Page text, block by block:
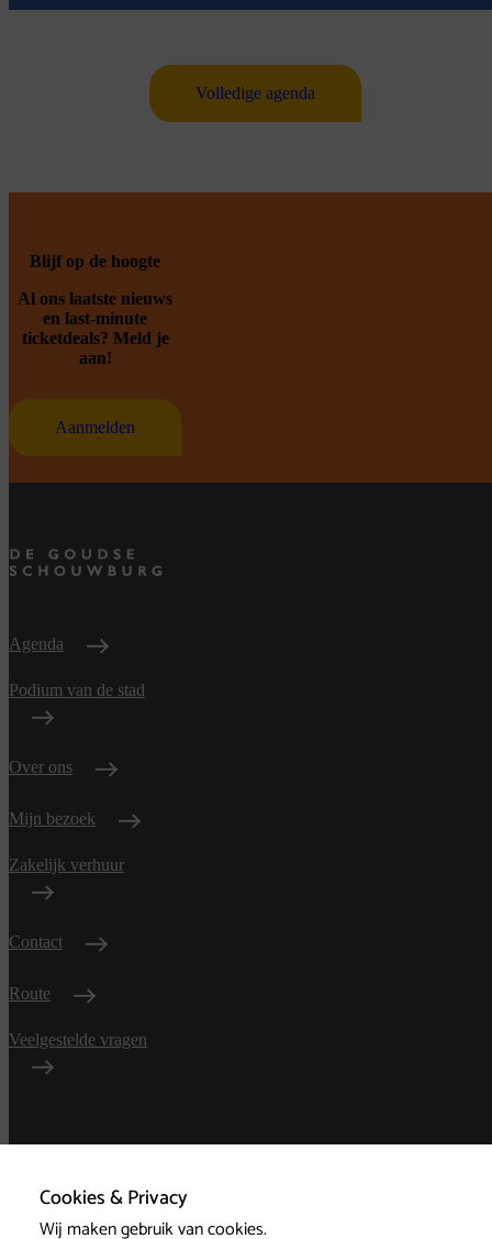
Cookies & Privacy
Wij maken gebruik van cookies.
Volledige agenda
Blijf op de hoogte
Al ons laatste nieuws
en last-minute
ticketdeals? Meld je
aan!
Aanmelden
Agenda
Podium van de stad
Over ons
Mijn bezoek
Zakelijk verhuur
Contact
Route
Veelgestelde vragen
voorwaarden